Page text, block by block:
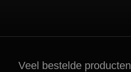
Veel bestelde producten